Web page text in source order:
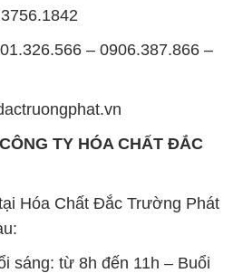
– 0906.387.866 –
TY HÓA CHẤT ĐẮC
Hóa Chất Đắc Trường Phát
sáng: từ 8h đến 11h – Buổi